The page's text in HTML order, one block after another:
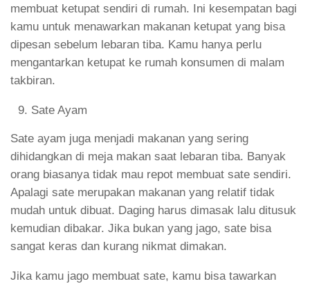
membuat ketupat sendiri di rumah. Ini kesempatan bagi
kamu untuk menawarkan makanan ketupat yang bisa
dipesan sebelum lebaran tiba. Kamu hanya perlu
mengantarkan ketupat ke rumah konsumen di malam
takbiran.
Sate Ayam
Sate ayam juga menjadi makanan yang sering
dihidangkan di meja makan saat lebaran tiba. Banyak
orang biasanya tidak mau repot membuat sate sendiri.
Apalagi sate merupakan makanan yang relatif tidak
mudah untuk dibuat. Daging harus dimasak lalu ditusuk
kemudian dibakar. Jika bukan yang jago, sate bisa
sangat keras dan kurang nikmat dimakan.
Jika kamu jago membuat sate, kamu bisa tawarkan